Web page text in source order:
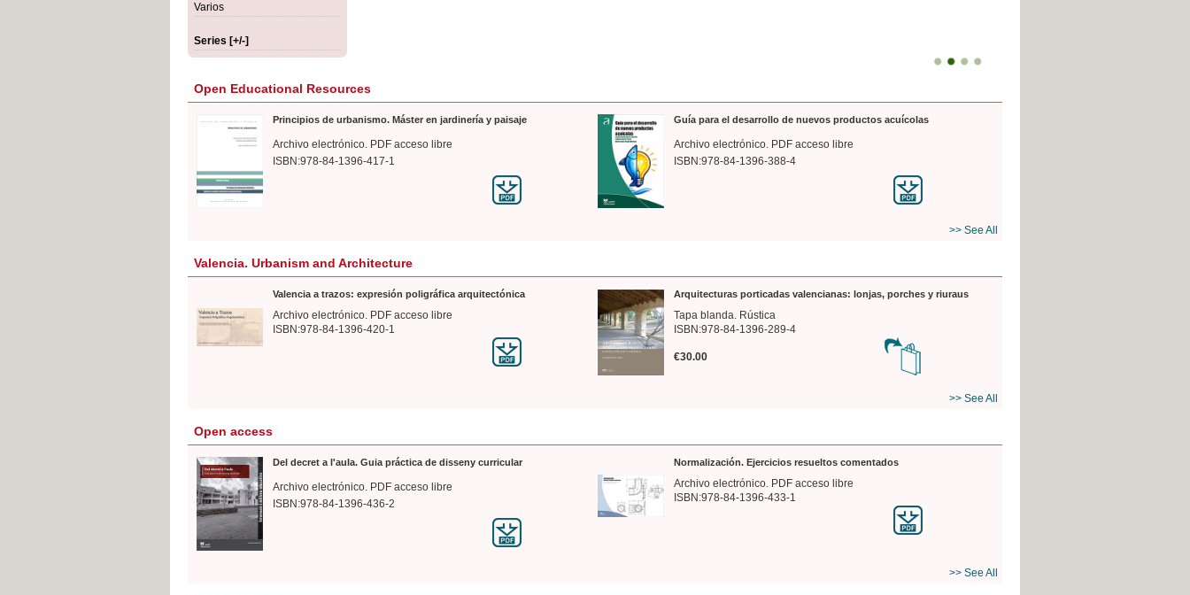
Varios
Series [+/-]
Open Educational Resources
Principios de urbanismo. Máster en jardinería y paisaje
Archivo electrónico. PDF acceso libre
ISBN:978-84-1396-417-1
Guía para el desarrollo de nuevos productos acuícolas
Archivo electrónico. PDF acceso libre
ISBN:978-84-1396-388-4
>> See All
Valencia. Urbanism and Architecture
Valencia a trazos: expresión poligráfica arquitectónica
Archivo electrónico. PDF acceso libre
ISBN:978-84-1396-420-1
Arquitecturas porticadas valencianas: lonjas, porches y riuraus
Tapa blanda. Rústica
ISBN:978-84-1396-289-4
€30.00
>> See All
Open access
Del decret a l'aula. Guia práctica de disseny curricular
Archivo electrónico. PDF acceso libre
ISBN:978-84-1396-436-2
Normalización. Ejercicios resueltos comentados
Archivo electrónico. PDF acceso libre
ISBN:978-84-1396-433-1
>> See All